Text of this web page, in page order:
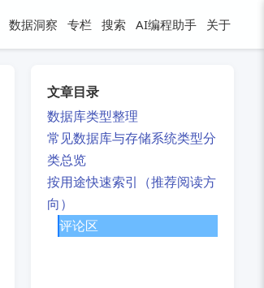
数据洞察 专栏 搜索 AI编程助手 关于
文章目录
数据库类型整理
常见数据库与存储系统类型分
类总览
按用途快速索引（推荐阅读方
向）
评论区